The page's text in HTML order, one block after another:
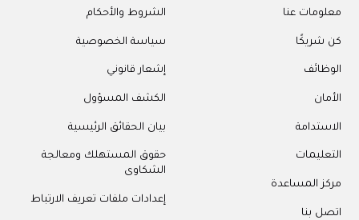
معلومات عنا
كن شريكًا
الوظائف
الأمان
الاستدامة
التعليمات
مركز المساعدة
اتصل بنا
الشروط والأحكام
سياسة الخصوصية
إشعار قانوني
الكشف المسؤول
بيان الحقائق الرئيسية
حقوق المستهلك ومعالجة
الشكاوى
إعدادات ملفات تعريف الارتباط